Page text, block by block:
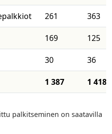
261 363
169 125
30 36
1 387 1 418
palkitseminen on saatavilla